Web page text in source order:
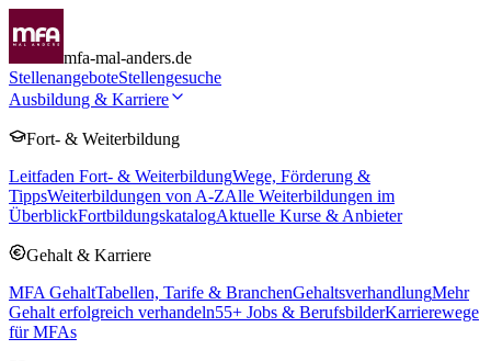
mfa-mal-anders.de
StellenangeboteStellengesuche
Ausbildung & Karriere
Fort- & Weiterbildung
Leitfaden Fort- & WeiterbildungWege, Förderung &
TippsWeiterbildungen von A-ZAlle Weiterbildungen im
ÜberblickFortbildungskatalogAktuelle Kurse & Anbieter
Gehalt & Karriere
MFA GehaltTabellen, Tarife & BranchenGehaltsverhandlungMehr
Gehalt erfolgreich verhandeln55+ Jobs & BerufsbilderKarrierewege
für MFAs